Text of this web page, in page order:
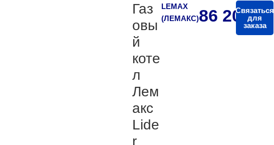
Газ
овы
й
коте
л
Лем
акс
Lide
r
LEMAX
(ЛЕМАКС)86 200₽
Связаться
для
заказа